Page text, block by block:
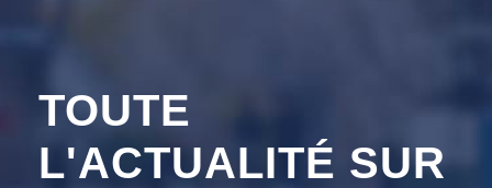
TOUTE
L'ACTUALITÉ SUR